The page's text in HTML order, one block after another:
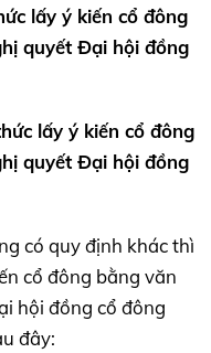
lấy ý kiến cổ đông
quyết Đại hội đồng
lấy ý kiến cổ đông
quyết Đại hội đồng
có quy định khác thì
cổ đông bằng văn
hội đồng cổ đông
đây: